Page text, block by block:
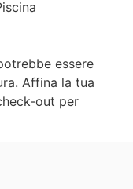
essere
Affina la tua
out per